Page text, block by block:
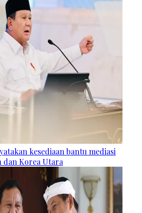
kesediaan bantu mediasi
dan Korea Utara